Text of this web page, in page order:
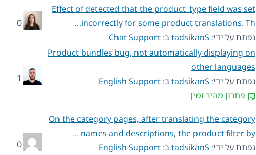
Effect of detected that the product_type field was set
incorrectly for some product translations. Th…
נפתח על ידי: tadsikanSב: Chat Support
0
Product bundles bug, not automatically displaying on
other languages
נפתח על ידי: tadsikanSב: English Support
פתרון מהיר זמין
1
On the category pages, after translating the category
names and descriptions, the product filter by …
נפתח על ידי: tadsikanSב: English Support
0